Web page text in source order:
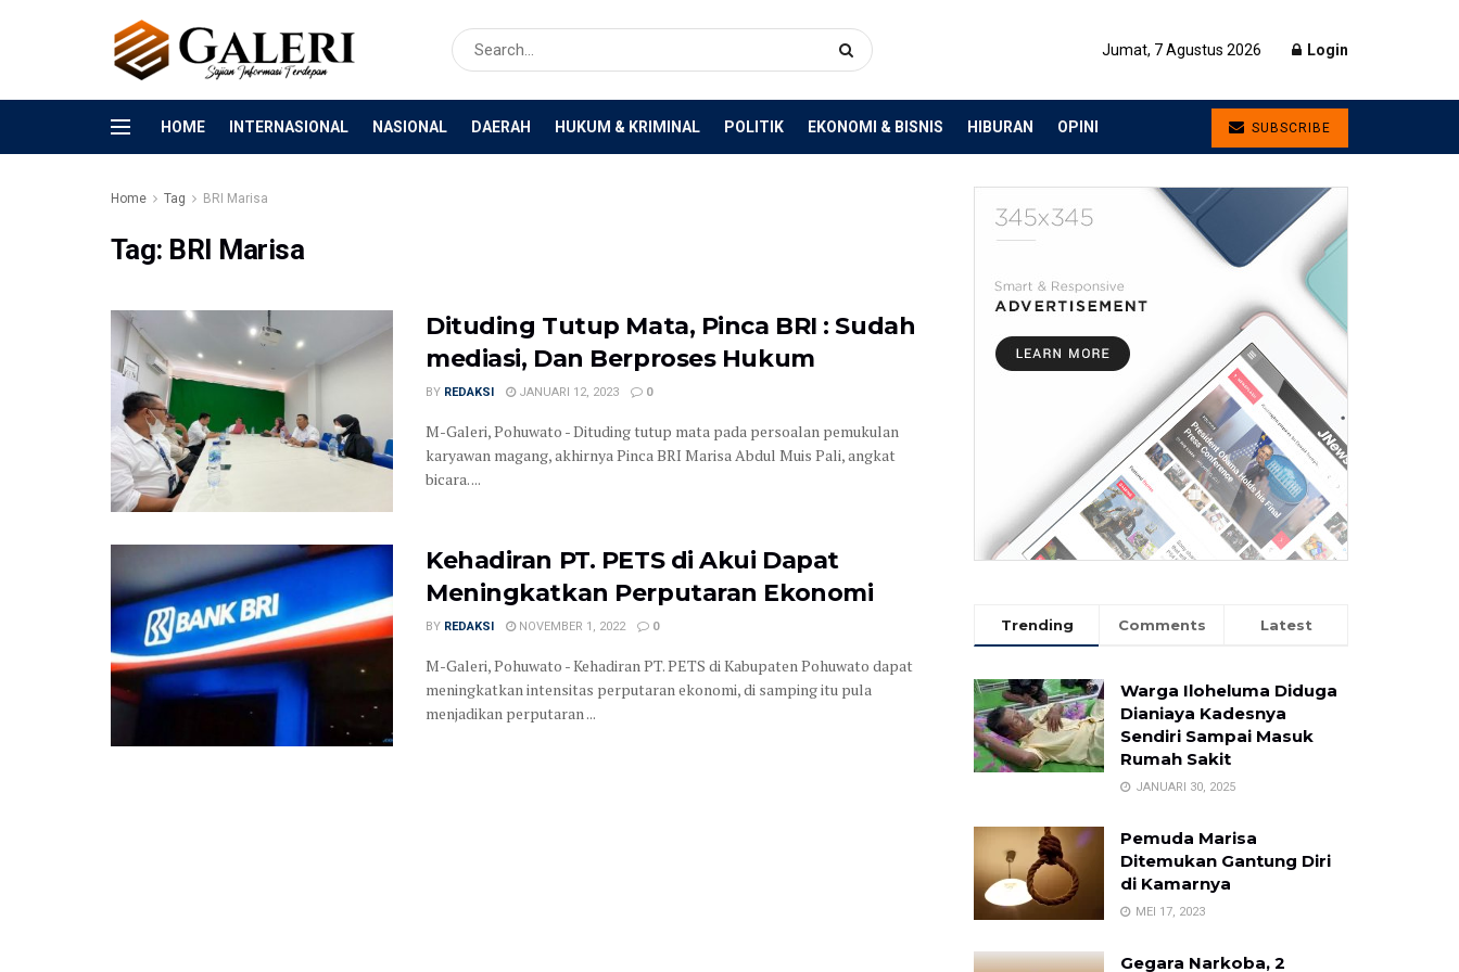
Jumat, 7 Agustus 2026 Login
HOME INTERNASIONAL NASIONAL DAERAH HUKUM & KRIMINAL POLITIK EKONOMI & BISNIS HIBURAN OPINI SUBSCRIBE
Home Tag BRI Marisa
Tag: BRI Marisa
Dituding Tutup Mata, Pinca BRI : Sudah
mediasi, Dan Berproses Hukum
BY REDAKSI JANUARI 12, 2023 0
M-Galeri, Pohuwato - Dituding tutup mata pada persoalan pemukulan
karyawan magang, akhirnya Pinca BRI Marisa Abdul Muis Pali, angkat
bicara. ...
Kehadiran PT. PETS di Akui Dapat
Meningkatkan Perputaran Ekonomi
BY REDAKSI NOVEMBER 1, 2022 0
M-Galeri, Pohuwato - Kehadiran PT. PETS di Kabupaten Pohuwato dapat
meningkatkan intensitas perputaran ekonomi, di samping itu pula
menjadikan perputaran ...
Trending Comments Latest
Warga Iloheluma Diduga
Dianiaya Kadesnya
Sendiri Sampai Masuk
Rumah Sakit
JANUARI 30, 2025
Pemuda Marisa
Ditemukan Gantung Diri
di Kamarnya
MEI 17, 2023
Gegara Narkoba, 2